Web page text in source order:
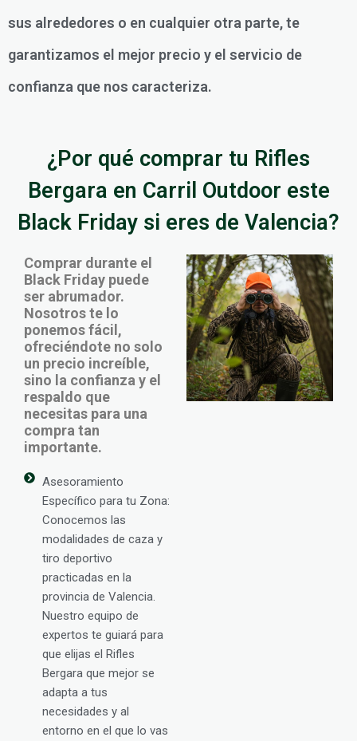
sus alrededores o en cualquier otra parte, te
garantizamos el mejor precio y el servicio de
confianza que nos caracteriza.
¿Por qué comprar tu Rifles
Bergara en Carril Outdoor este
Black Friday si eres de Valencia?
Comprar durante el
Black Friday puede
ser abrumador.
Nosotros te lo
ponemos fácil,
ofreciéndote no solo
un precio increíble,
sino la confianza y el
respaldo que
necesitas para una
compra tan
importante.
Asesoramiento
Específico para tu Zona:
Conocemos las
modalidades de caza y
tiro deportivo
practicadas en la
provincia de Valencia.
Nuestro equipo de
expertos te guiará para
que elijas el Rifles
Bergara que mejor se
adapta a tus
necesidades y al
entorno en el que lo vas